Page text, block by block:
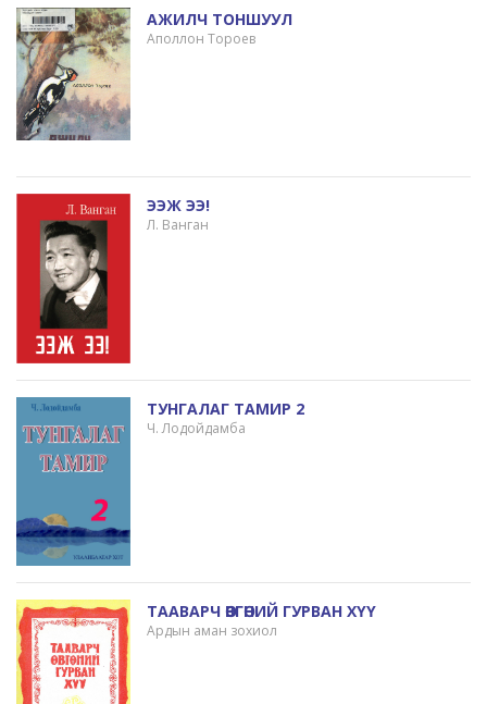
АЖИЛЧ ТОНШУУЛ
Аполлон Тороев
ЭЭЖ ЭЭ!
Л. Ванган
ТУНГАЛАГ ТАМИР 2
Ч. Лодойдамба
ТААВАРЧ ӨВГӨНИЙ ГУРВАН ХҮҮ
Ардын аман зохиол